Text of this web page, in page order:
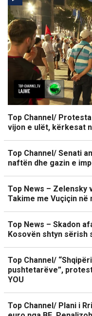
Top Channel/
vijon e ulët, kërkesat
Top Channel/ Senati
naftën dhe gazin e
Top News – Zelensky
Takime me Vuçiçin
Top News – Skadon
Kosovën shtyn sërish
Top Channel/
pushtetarëve”,
YOU
Top Channel/ Plani i